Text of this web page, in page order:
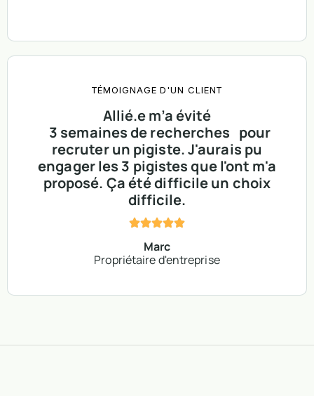
TÉMOIGNAGE D'UN CLIENT
Allié.e m’a évité
3 semaines de recherches pour
recruter un pigiste. J'aurais pu
engager les 3 pigistes que l'ont m'a
proposé. Ça été difficile un choix
difficile.
Marc
Propriétaire d'entreprise